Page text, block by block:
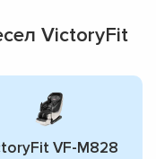
VictoryFit
VF-M828